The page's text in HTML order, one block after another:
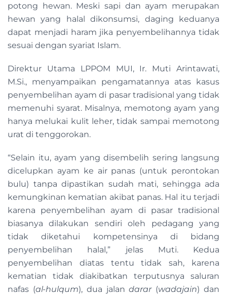
potong hewan. Meski sapi dan ayam merupakan
hewan yang halal dikonsumsi, daging keduanya
dapat menjadi haram jika penyembelihannya tidak
sesuai dengan syariat Islam.
Direktur Utama LPPOM MUI, Ir. Muti Arintawati,
M.Si., menyampaikan pengamatannya atas kasus
penyembelihan ayam di pasar tradisional yang tidak
memenuhi syarat. Misalnya, memotong ayam yang
hanya melukai kulit leher, tidak sampai memotong
urat di tenggorokan.
“Selain itu, ayam yang disembelih sering langsung
dicelupkan ayam ke air panas (untuk perontokan
bulu) tanpa dipastikan sudah mati, sehingga ada
kemungkinan kematian akibat panas. Hal itu terjadi
karena penyembelihan ayam di pasar tradisional
biasanya dilakukan sendiri oleh pedagang yang
tidak diketahui kompetensinya di bidang
penyembelihan halal,” jelas Muti. Kedua
penyembelihan diatas tentu tidak sah, karena
kematian tidak diakibatkan terputusnya saluran
nafas (al-hulqum), dua jalandarar(wadajain) dan